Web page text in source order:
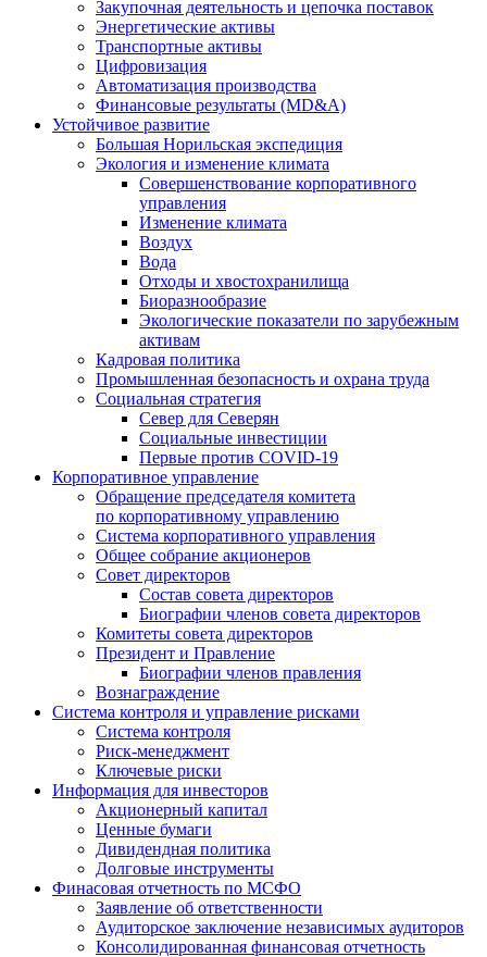
Закупочная деятельность и цепочка поставок
Энергетические активы
Транспортные активы
Цифровизация
Автоматизация производства
Финансовые результаты (MD&A)
Устойчивое развитие
Большая Норильская экспедиция
Экология и изменение климата
Совершенствование корпоративного
управления
Изменение климата
Воздух
Вода
Отходы и хвостохранилища
Биоразнообразие
Экологические показатели по зарубежным
активам
Кадровая политика
Промышленная безопасность и охрана труда
Социальная стратегия
Север для Северян
Социальные инвестиции
Первые против COVID‑19
Корпоративное управление
Обращение председателя комитета
по корпоративному управлению
Система корпоративного управления
Общее собрание акционеров
Совет директоров
Состав совета директоров
Биографии членов совета директоров
Комитеты совета директоров
Президент и Правление
Биографии членов правления
Вознаграждение
Система контроля и управление рисками
Система контроля
Риск-менеджмент
Ключевые риски
Информация для инвесторов
Акционерный капитал
Ценные бумаги
Дивидендная политика
Долговые инструменты
Финасовая отчетность по МСФО
Заявление об ответственности
Аудиторское заключение независимых аудиторов
Консолидированная финансовая отчетность